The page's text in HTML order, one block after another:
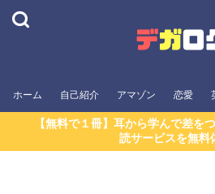
ホーム 自己紹介 アマゾン 恋愛
【無料で１冊】耳から学んで差を
読サービスを無料